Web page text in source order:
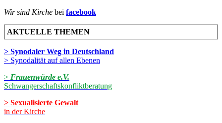
Wir sind Kirche bei facebook
AKTUELLE THEMEN
> Synodaler Weg in Deutschland
> Synodalität auf allen Ebenen
> Frauenwürde e.V.
Schwangerschaftskonfliktberatung
> Sexualisierte Gewalt
in der Kirche